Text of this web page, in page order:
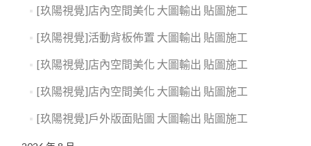
[玖陽視覺]店內空間美化 大圖輸出 貼圖施工
[玖陽視覺]活動背板佈置 大圖輸出 貼圖施工
[玖陽視覺]店內空間美化 大圖輸出 貼圖施工
[玖陽視覺]店內空間美化 大圖輸出 貼圖施工
[玖陽視覺]戶外版面貼圖 大圖輸出 貼圖施工